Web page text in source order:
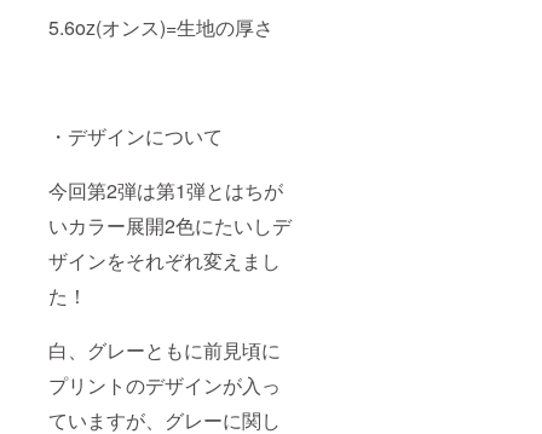
5.6oz(オンス)=生地の厚さ
・デザインについて
今回第2弾は第1弾とはちが
いカラー展開2色にたいしデ
ザインをそれぞれ変えまし
た！
白、グレーともに前見頃に
プリントのデザインが入っ
ていますが、グレーに関し